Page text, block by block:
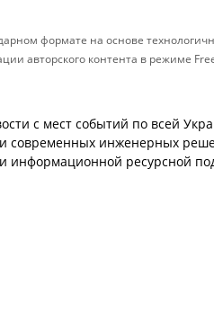
формате на основе
авторского контента в режиме
с мест событий по всей
инженерных
информационной ресурсной